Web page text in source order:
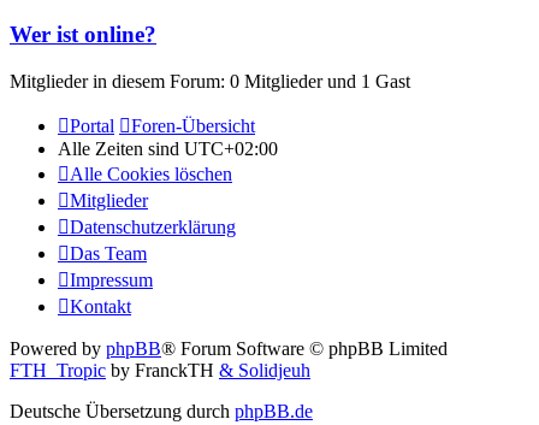
Wer ist online?
Mitglieder in diesem Forum: 0 Mitglieder und 1 Gast
Portal
Foren-Übersicht
Alle Zeiten sind UTC+02:00
Alle Cookies löschen
Mitglieder
Datenschutzerklärung
Das Team
Impressum
Kontakt
Powered by phpBB® Forum Software © phpBB Limited
FTH_Tropic by FranckTH & Solidjeuh
Deutsche Übersetzung durch phpBB.de